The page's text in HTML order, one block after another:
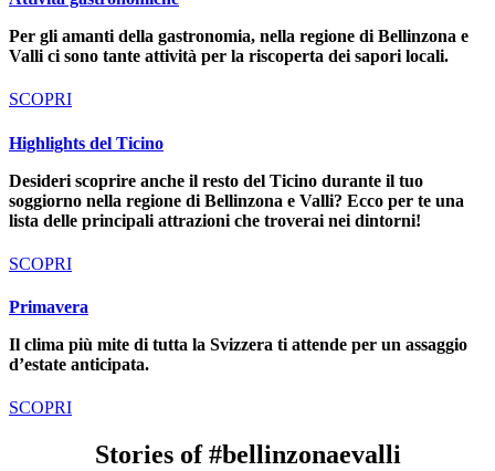
Per gli amanti della gastronomia, nella regione di Bellinzona e
Valli ci sono tante attività per la riscoperta dei sapori locali.
SCOPRI
Highlights del Ticino
Desideri scoprire anche il resto del Ticino durante il tuo
soggiorno nella regione di Bellinzona e Valli? Ecco per te una
lista delle principali attrazioni che troverai nei dintorni!
SCOPRI
Primavera
Il clima più mite di tutta la Svizzera ti attende per un assaggio
d’estate anticipata.
SCOPRI
Stories of #bellinzonaevalli